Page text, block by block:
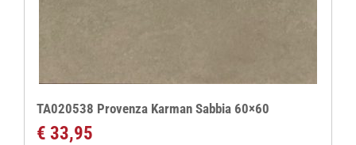
TA020538 Provenza Karman Sabbia 60×60
€ 33,95